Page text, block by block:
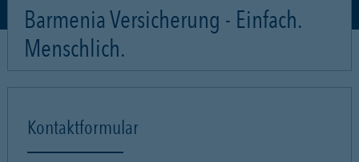
Barmenia Versicherung - Einfach.
Menschlich.
Kontaktformular